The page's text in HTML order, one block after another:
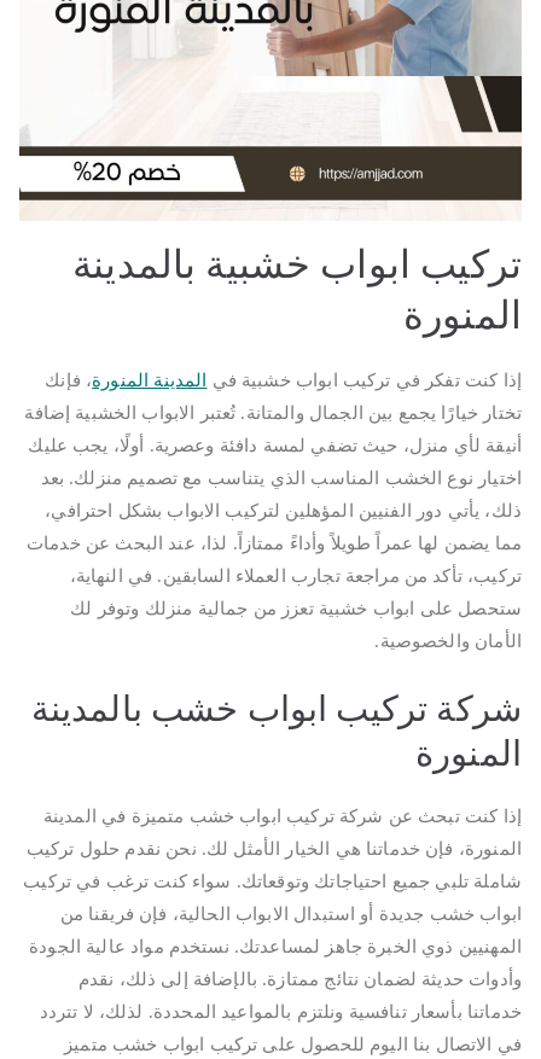
تركيب ابواب خشبية بالمدينة
المنورة
إذا كنت تفكر في تركيب ابواب خشبية في المدينة المنورة، فإنك
تختار خيارًا يجمع بين الجمال والمتانة. تُعتبر الابواب الخشبية إضافة
أنيقة لأي منزل، حيث تضفي لمسة دافئة وعصرية. أولًا، يجب عليك
اختيار نوع الخشب المناسب الذي يتناسب مع تصميم منزلك. بعد
ذلك، يأتي دور الفنيين المؤهلين لتركيب الابواب بشكل احترافي،
مما يضمن لها عمراً طويلاً وأداءً ممتازاً. لذا، عند البحث عن خدمات
تركيب، تأكد من مراجعة تجارب العملاء السابقين. في النهاية،
ستحصل على ابواب خشبية تعزز من جمالية منزلك وتوفر لك
الأمان والخصوصية.
شركة تركيب ابواب خشب بالمدينة
المنورة
إذا كنت تبحث عن شركة تركيب ابواب خشب متميزة في المدينة
المنورة، فإن خدماتنا هي الخيار الأمثل لك. نحن نقدم حلول تركيب
شاملة تلبي جميع احتياجاتك وتوقعاتك. سواء كنت ترغب في تركيب
ابواب خشب جديدة أو استبدال الابواب الحالية، فإن فريقنا من
المهنيين ذوي الخبرة جاهز لمساعدتك. نستخدم مواد عالية الجودة
وأدوات حديثة لضمان نتائج ممتازة. بالإضافة إلى ذلك، نقدم
خدماتنا بأسعار تنافسية ونلتزم بالمواعيد المحددة. لذلك، لا تتردد
في الاتصال بنا اليوم للحصول على تركيب ابواب خشب متميز